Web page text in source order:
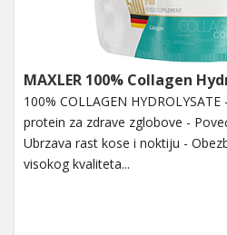
MAXLER 100% Collagen
100% COLLAGEN
protein za zdrave zglobove -
Ubrzava rast kose i noktiju -
visokog kvaliteta...